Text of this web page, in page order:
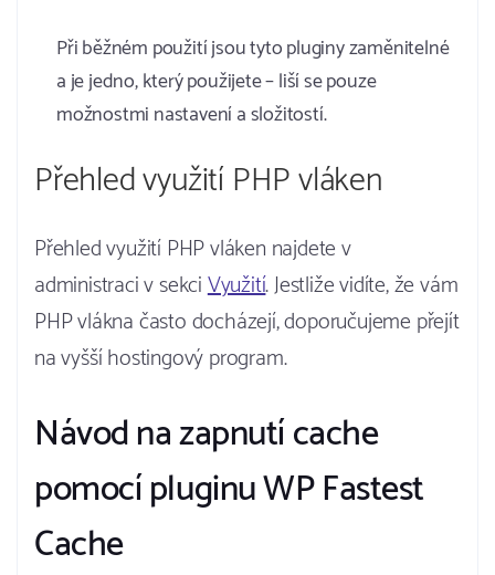
Při běžném použití jsou tyto pluginy zaměnitelné
a je jedno, který použijete – liší se pouze
možnostmi nastavení a složitostí.
Přehled využití PHP vláken
Přehled využití PHP vláken najdete v
administraci v sekciVyužití. Jestliže vidíte, že vám
PHP vlákna často docházejí, doporučujeme přejít
na vyšší hostingový program.
Návod na zapnutí cache
pomocí pluginu WP Fastest
Cache